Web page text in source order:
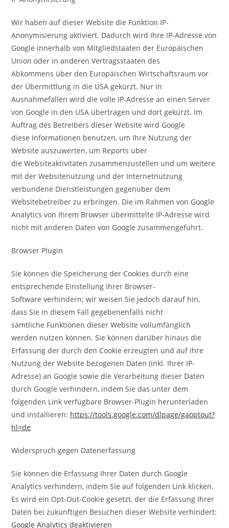
Wir haben auf dieser Website die Funktion IP-
Anonymisierung aktiviert. Dadurch wird Ihre IP-Adresse von
Google innerhalb von Mitgliedstaaten der Europäischen
Union oder in anderen Vertragsstaaten des
Abkommens über den Europäischen Wirtschaftsraum vor
der Übermittlung in die USA gekürzt. Nur in
Ausnahmefällen wird die volle IP-Adresse an einen Server
von Google in den USA übertragen und dort gekürzt. Im
Auftrag des Betreibers dieser Website wird Google
diese Informationen benutzen, um Ihre Nutzung der
Website auszuwerten, um Reports über
die Websiteaktivitäten zusammenzustellen und um weitere
mit der Websitenutzung und der Internetnutzung
verbundene Dienstleistungen gegenüber dem
Websitebetreiber zu erbringen. Die im Rahmen von Google
Analytics von Ihrem Browser übermittelte IP-Adresse wird
nicht mit anderen Daten von Google zusammengeführt.
Browser Plugin
Sie können die Speicherung der Cookies durch eine
entsprechende Einstellung Ihrer Browser-
Software verhindern; wir weisen Sie jedoch darauf hin,
dass Sie in diesem Fall gegebenenfalls nicht
sämtliche Funktionen dieser Website vollumfänglich
werden nutzen können. Sie können darüber hinaus die
Erfassung der durch den Cookie erzeugten und auf Ihre
Nutzung der Website bezogenen Daten (inkl. Ihrer IP-
Adresse) an Google sowie die Verarbeitung dieser Daten
durch Google verhindern, indem Sie das unter dem
folgenden Link verfügbare Browser-Plugin herunterladen
und installieren: https://tools.google.com/dlpage/gaoptout?
hl=de
Widerspruch gegen Datenerfassung
Sie können die Erfassung Ihrer Daten durch Google
Analytics verhindern, indem Sie auf folgenden Link klicken.
Es wird ein Opt-Out-Cookie gesetzt, der die Erfassung Ihrer
Daten bei zukünftigen Besuchen dieser Website verhindert:
Google Analytics deaktivieren